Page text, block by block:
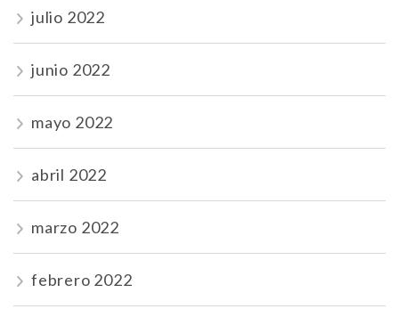
julio 2022
junio 2022
mayo 2022
abril 2022
marzo 2022
febrero 2022